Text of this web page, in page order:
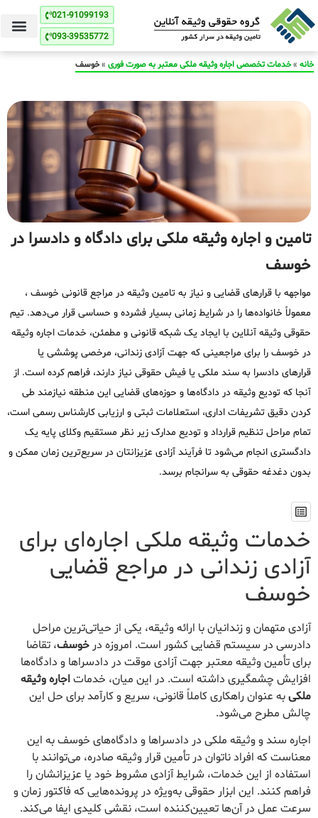
021-91099193
093-39535772
خانه »خدمات تخصصی اجاره وثیقه ملکی معتبر به صورت فوری »خوسف
تامین و اجاره وثیقه ملکی برای دادگاه و دادسرا در
خوسف
مواجهه با قرارهای قضایی و نیاز به تامین وثیقه در مراجع قانونی خوسف ،
معمولاً خانواده‌ها را در شرایط زمانی بسیار فشرده و حساسی قرار می‌دهد. تیم
حقوقی وثیقه آنلاین با ایجاد یک شبکه قانونی و مطمئن، خدمات اجاره وثیقه
در خوسف را برای مراجعینی که جهت آزادی زندانی، مرخصی پوششی یا
قرارهای دادسرا به سند ملکی یا فیش حقوقی نیاز دارند، فراهم کرده است. از
آنجا که تودیع وثیقه در دادگاه‌ها و حوزه‌های قضایی این منطقه نیازمند طی
کردن دقیق تشریفات اداری، استعلامات ثبتی و ارزیابی کارشناس رسمی است،
تمام مراحل تنظیم قرارداد و تودیع مدارک زیر نظر مستقیم وکلای پایه یک
دادگستری انجام می‌شود تا فرآیند آزادی عزیزانتان در سریع‌ترین زمان ممکن و
بدون دغدغه حقوقی به سرانجام برسد.
خدمات وثیقه ملکی اجاره‌ای برای
آزادی زندانی در مراجع قضایی
خوسف
آزادی متهمان و زندانیان با ارائه وثیقه، یکی از حیاتی‌ترین مراحل
دادرسی در سیستم قضایی کشور است. امروزه در خوسف، تقاضا
برای تأمین وثیقه معتبر جهت آزادی موقت در دادسراها و دادگاه‌ها
افزایش چشمگیری داشته است. در این میان، خدماتاجاره وثیقه
ملکیبه عنوان راهکاری کاملاً قانونی، سریع و کارآمد برای حل این
چالش مطرح می‌شود.
اجاره سند و وثیقه ملکی در دادسراها و دادگاه‌های خوسف به این
معناست که افراد ناتوان در تأمین قرار وثیقه صادره، می‌توانند با
استفاده از این خدمات، شرایط آزادی مشروط خود یا عزیزانشان را
فراهم کنند. این ابزار حقوقی به‌ویژه در پرونده‌هایی که فاکتور زمان و
سرعت عمل در آن‌ها تعیین‌کننده است، نقشی کلیدی ایفا می‌کند.